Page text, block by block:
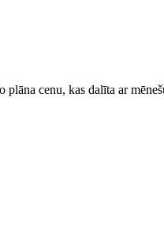
cenu, kas dalīta ar